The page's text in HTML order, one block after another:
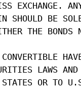
EXCHANGE.
SHOULD BE
THE BONDS
LAWS
OR TO